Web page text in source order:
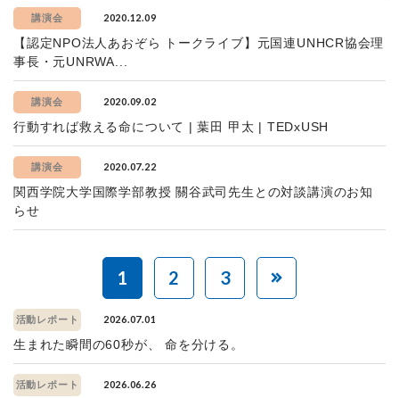
講演会 2020.12.09
【認定NPO法人あおぞら トークライブ】元国連UNHCR協会理
事長・元UNRWA...
講演会 2020.09.02
行動すれば救える命について | 葉田 甲太 | TEDxUSH
講演会 2020.07.22
関西学院大学国際学部教授 關谷武司先生との対談講演のお知
らせ
1 2 3
活動レポート 2026.07.01
生まれた瞬間の60秒が、 命を分ける。
活動レポート 2026.06.26